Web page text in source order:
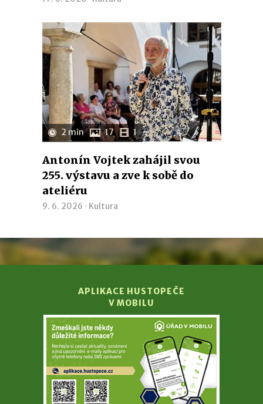
2 min 17 1
Antonín Vojtek zahájil svou
255. výstavu a zve k sobě do
ateliéru
9. 6. 2026 · Kultura
APLIKACE HUSTOPEČE
V MOBILU